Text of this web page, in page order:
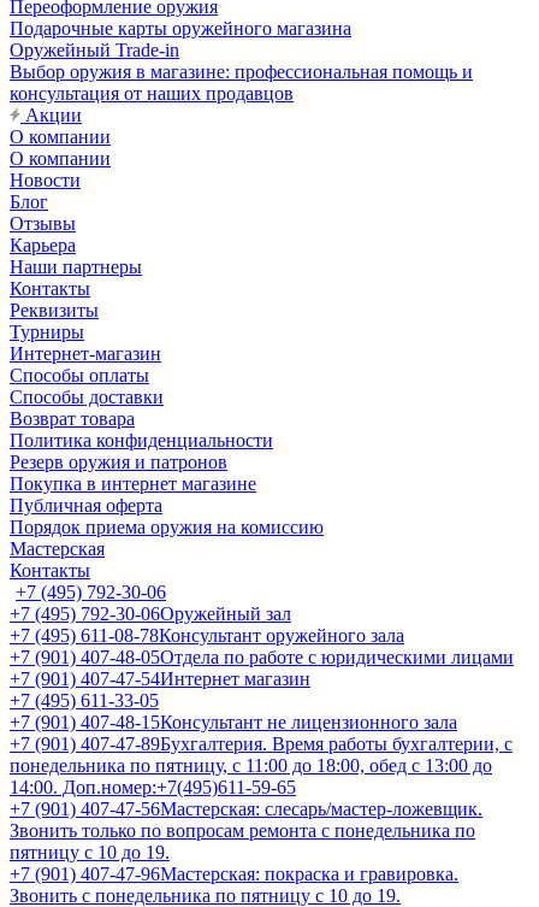
Переоформление оружия
Подарочные карты оружейного магазина
Оружейный Trade-in
Выбор оружия в магазине: профессиональная помощь и
консультация от наших продавцов
Акции
О компании
О компании
Новости
Блог
Отзывы
Карьера
Наши партнеры
Контакты
Реквизиты
Турниры
Интернет-магазин
Способы оплаты
Способы доставки
Возврат товара
Политика конфиденциальности
Резерв оружия и патронов
Покупка в интернет магазине
Публичная оферта
Порядок приема оружия на комиссию
Мастерская
Контакты
+7 (495) 792-30-06
+7 (495) 792-30-06Оружейный зал
+7 (495) 611-08-78Консультант оружейного зала
+7 (901) 407-48-05Отдела по работе с юридическими лицами
+7 (901) 407-47-54Интернет магазин
+7 (495) 611-33-05
+7 (901) 407-48-15Консультант не лицензионного зала
+7 (901) 407-47-89Бухгалтерия. Время работы бухгалтерии, с
понедельника по пятницу, с 11:00 до 18:00, обед с 13:00 до
14:00. Доп.номер:+7(495)611-59-65
+7 (901) 407-47-56Мастерская: слесарь/мастер-ложевщик.
Звонить только по вопросам ремонта с понедельника по
пятницу с 10 до 19.
+7 (901) 407-47-96Мастерская: покраска и гравировка.
Звонить с понедельника по пятницу с 10 до 19.